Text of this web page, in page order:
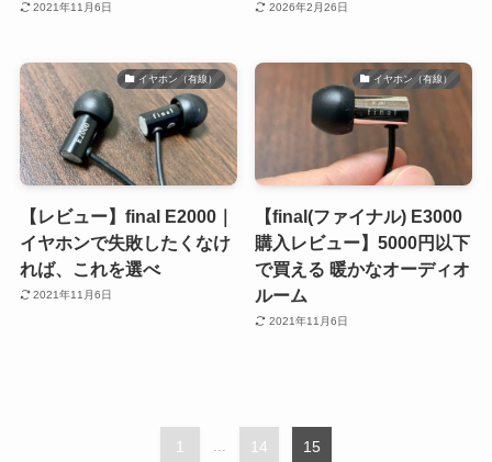
2021年11月6日 2026年2月26日
イヤホン（有線）
【レビュー】final E2000｜
イヤホンで失敗したくなけ
れば、これを選べ
2021年11月6日
イヤホン（有線）
【final(ファイナル) E3000
購入レビュー】5000円以下
で買える 暖かなオーディオ
ルーム
2021年11月6日
1 14 15